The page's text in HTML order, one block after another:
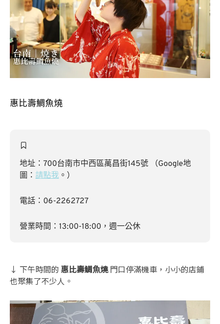
惠比壽鯛魚燒
地址：700台南市中西區萬昌街145號 （Google地
圖： 請點我 。）
電話：06-2262727
營業時間：13:00-18:00，週一公休
↓ 下午時間的 惠比壽鯛魚燒門口停滿機車，小小的店鋪
也聚集了不少人。